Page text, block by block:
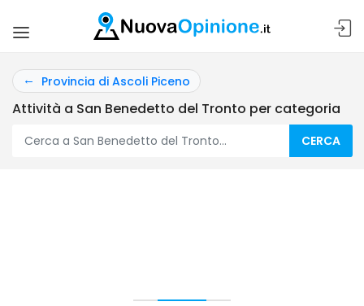
Provincia di Ascoli Piceno
Attività a San Benedetto del Tronto per categoria
CERCA